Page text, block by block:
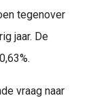
tegenover
jaar. De
vraag naar